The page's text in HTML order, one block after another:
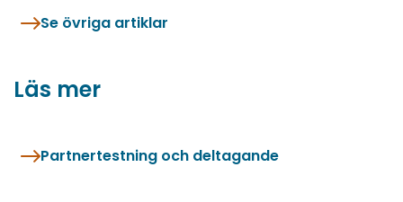
Se övriga artiklar
Läs mer
Partnertestning och deltagande